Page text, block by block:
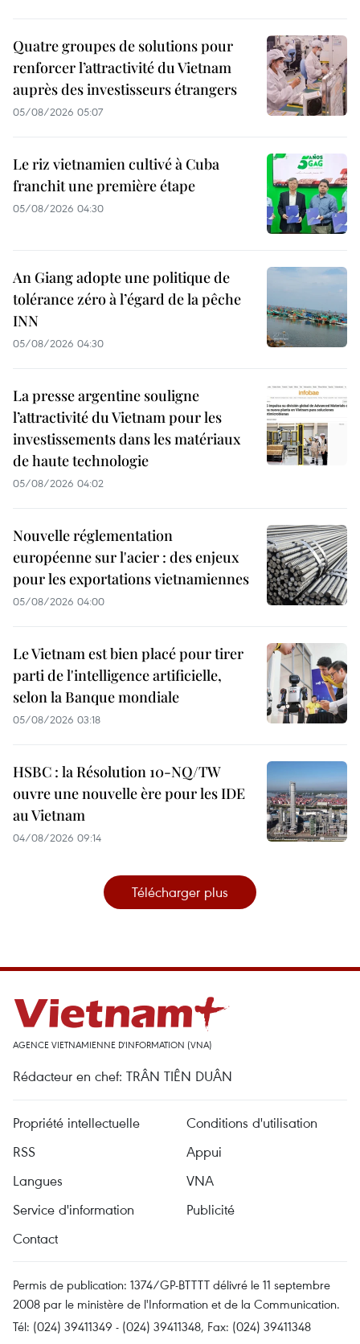
Quatre groupes de solutions pour
renforcer l’attractivité du Vietnam
auprès des investisseurs étrangers
05/08/2026 05:07
Le riz vietnamien cultivé à Cuba
franchit une première étape
05/08/2026 04:30
An Giang adopte une politique de
tolérance zéro à l’égard de la pêche
INN
05/08/2026 04:30
La presse argentine souligne
l’attractivité du Vietnam pour les
investissements dans les matériaux
de haute technologie
05/08/2026 04:02
Nouvelle réglementation
européenne sur l'acier : des enjeux
pour les exportations vietnamiennes
05/08/2026 04:00
Le Vietnam est bien placé pour tirer
parti de l'intelligence artificielle,
selon la Banque mondiale
05/08/2026 03:18
HSBC : la Résolution 10-NQ/TW
ouvre une nouvelle ère pour les IDE
au Vietnam
04/08/2026 09:14
Télécharger plus
AGENCE VIETNAMIENNE D'INFORMATION (VNA)
Rédacteur en chef: TRÂN TIÊN DUÂN
Propriété intellectuelle
Conditions d'utilisation
RSS
Appui
Langues
VNA
Service d'information
Publicité
Contact
Permis de publication: 1374/GP-BTTTT délivré le 11 septembre
2008 par le ministère de l'Information et de la Communication.
Tél: (024) 39411349 - (024) 39411348, Fax: (024) 39411348